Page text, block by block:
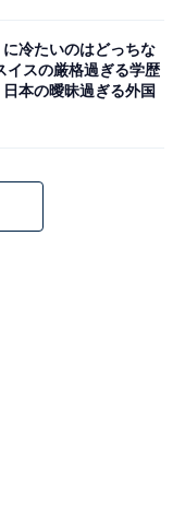
に冷たいのはどっちな
イスの厳格過ぎる学歴
本の曖昧過ぎる外国